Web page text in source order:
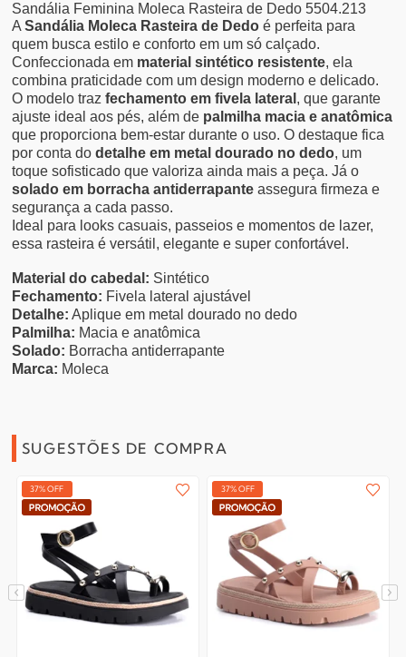
Sandália Feminina Moleca Rasteira de Dedo 5504.213
ASandália Moleca Rasteira de Dedo é perfeita para
quem busca estilo e conforto em um só calçado.
Confeccionada em material sintético resistente, ela
combina praticidade com um design moderno e delicado.
O modelo trazfechamento em fivela lateral , que garante
ajuste ideal aos pés, além de palmilha macia e anatômica
que proporciona bem-estar durante o uso. O destaque fica
por conta dodetalhe em metal dourado no dedo, um
toque sofisticado que valoriza ainda mais a peça. Já o
solado em borracha antiderrapante assegura firmeza e
segurança a cada passo.
Ideal para looks casuais, passeios e momentos de lazer,
essa rasteira é versátil, elegante e super confortável.
Material do cabedal: Sintético
Fechamento: Fivela lateral ajustável
Detalhe: Aplique em metal dourado no dedo
Palmilha: Macia e anatômica
Solado: Borracha antiderrapante
Marca: Moleca
SUGESTÕES DE COMPRA
37% OFF 37% OFF